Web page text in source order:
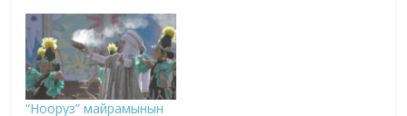
“Нооруз” майрамынын